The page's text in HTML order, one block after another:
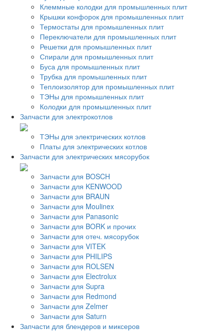
Клеммные колодки для промышленных плит
Крышки конфорок для промышленных плит
Термостаты для промышленных плит
Переключатели для промышленных плит
Решетки для промышленных плит
Спирали для промышленных плит
Буса для промышленных плит
Трубка для промышленных плит
Теплоизолятор для промышленных плит
ТЭНы для промышленных плит
Колодки для промышленных плит
Запчасти для электрокотлов
ТЭНы для электрических котлов
Платы для электрических котлов
Запчасти для электрических мясорубок
Запчасти для BOSCH
Запчасти для KENWOOD
Запчасти для BRAUN
Запчасти для Moulinex
Запчасти для Panasonic
Запчасти для BORK и прочих
Запчасти для отеч. мясорубок
Запчасти для VITEK
Запчасти для PHILIPS
Запчасти для ROLSEN
Запчасти для Electrolux
Запчасти для Supra
Запчасти для Redmond
Запчасти для Zelmer
Запчасти для Saturn
Запчасти для блендеров и миксеров